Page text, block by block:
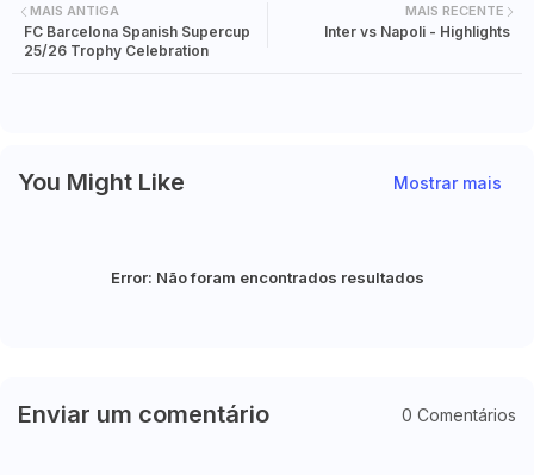
MAIS RECENTE
Inter vs Napoli - Highlights
MAIS ANTIGA
FC Barcelona Spanish Supercup
25/26 Trophy Celebration
You Might Like Mostrar mais
Error: Não foram encontrados resultados
Enviar um comentário 0 Comentários